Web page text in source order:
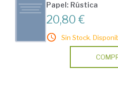
Papel: Rústica
20,80 €
Sin Stock.